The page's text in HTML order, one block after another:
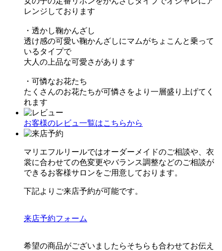
レンジしております
・透かし鞠かんざし
透け感の可愛い鞠かんざしにマムがちょこんと乗って
いるタイプで
大人の上品な可愛さがあります
・可憐なお花たち
たくさんのお花たちが可憐さをより一層盛り上げてく
れます
お客様のレビュ一覧はこちらから
マリエフルリールではオーダーメイドのご相談や、衣
裳に合わせての色変更やバランス調整などのご相談が
できるお客様サロンをご用意しております。
下記よりご来店予約が可能です。
来店予約フォーム
希望の商品がございましたらそちらも合わせてお伝え